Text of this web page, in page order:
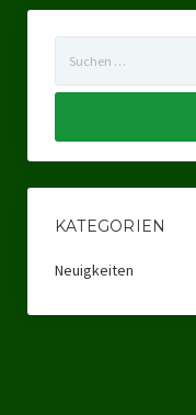
nach:
KATEGORIEN
Neuigkeiten